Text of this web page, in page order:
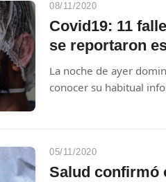
08/11/2020
Covid19: 11
se reportaron
La noche de ayer
conocer su habitual
05/11/2020
Salud confirmó